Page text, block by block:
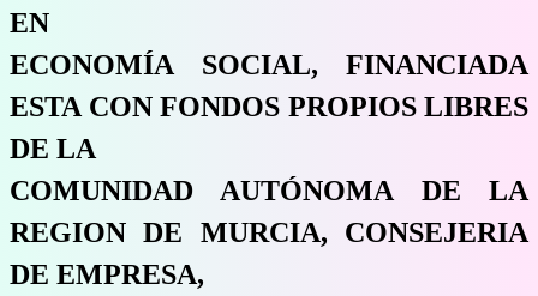
EN
ECONOMÍA SOCIAL, FINANCIADA
ESTA CON FONDOS PROPIOS LIBRES
DE LA
COMUNIDAD AUTÓNOMA DE LA
REGION DE MURCIA, CONSEJERIA
DE EMPRESA,